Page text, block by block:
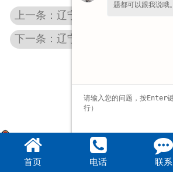
上一条：辽宁变频制动电阻柜
下一条：辽宁LK16系列主令控制器
首页 电话 联系
题都可以跟我说哦。
豫公网安备 41072802000744号